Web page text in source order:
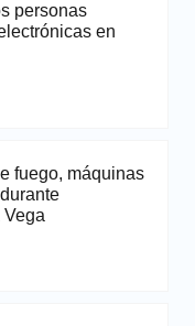
personas
en
fuego, máquinas